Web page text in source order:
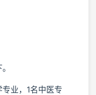
业，1名中医专